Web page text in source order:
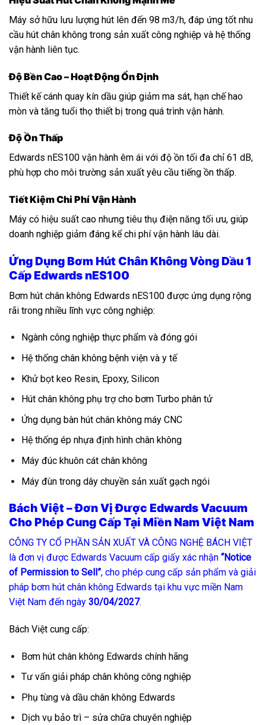
Máy sở hữu lưu lượng hút lên đến 98 m3/h, đáp ứng tốt nhu
cầu hút chân không trong sản xuất công nghiệp và hệ thống
vận hành liên tục.
Độ Bền Cao – Hoạt Động Ổn Định
Thiết kế cánh quay kín dầu giúp giảm ma sát, hạn chế hao
mòn và tăng tuổi thọ thiết bị trong quá trình vận hành.
Độ Ồn Thấp
Edwards nES100 vận hành êm ái với độ ồn tối đa chỉ 61 dB,
phù hợp cho môi trường sản xuất yêu cầu tiếng ồn thấp.
Tiết Kiệm Chi Phí Vận Hành
Máy có hiệu suất cao nhưng tiêu thụ điện năng tối ưu, giúp
doanh nghiệp giảm đáng kể chi phí vận hành lâu dài.
Ứng Dụng Bơm Hút Chân Không Vòng Dầu 1
Cấp Edwards nES100
Bơm hút chân không Edwards nES100 được ứng dụng rộng
rãi trong nhiều lĩnh vực công nghiệp:
Ngành công nghiệp thực phẩm và đóng gói
Hệ thống chân không bệnh viện và y tế
Khử bọt keo Resin, Epoxy, Silicon
Hút chân không phụ trợ cho bơm Turbo phân tử
Ứng dụng bàn hút chân không máy CNC
Hệ thống ép nhựa định hình chân không
Máy đúc khuôn cát chân không
Máy đùn trong dây chuyền sản xuất gạch ngói
Bách Việt – Đơn Vị Được Edwards Vacuum
Cho Phép Cung Cấp Tại Miền Nam Việt Nam
CÔNG TY CỔ PHẦN SẢN XUẤT VÀ CÔNG NGHỆ BÁCH VIỆT
là đơn vị được Edwards Vacuum cấp giấy xác nhận “Notice
of Permission to Sell”, cho phép cung cấp sản phẩm và giải
pháp bơm hút chân không Edwards tại khu vực miền Nam
Việt Nam đến ngày 30/04/2027.
Bách Việt cung cấp:
Bơm hút chân không Edwards chính hãng
Tư vấn giải pháp chân không công nghiệp
Phụ tùng và dầu chân không Edwards
Dịch vụ bảo trì – sửa chữa chuyên nghiệp